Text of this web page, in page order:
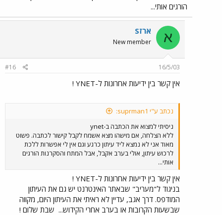
הורגים אותי...
א ארזS
New member
16/5/03
#16
אין קשר בין ידיעות אחרונות ל-YNET !
נכתב ע"י suprman1:
ניסיתי למצוא את הכתבה ב-ynet
ללא הצלחה, אם מישהו מצא אשמח לקבל קישור לכתבה. פשוט
מאוד אני לא נמצא ליד עיתון כרגע וגם אין לי אפשרות ללכת
לרכוש עיתון, אולי בערב אקבל, אבל המתח והסקרנות הורגים
אותי...
אין קשר בין ידיעות אחרונות ל-YNET !
בניגוד ל"מעריב" שבאתר האינטרנט יש גם את העיתון
המודפס. דרך אגב, עדיין לא ראיתי את העיתון היום, מקווה
שבשעות הקרובות או בערב אחרי הקידוש... שבת שלום !